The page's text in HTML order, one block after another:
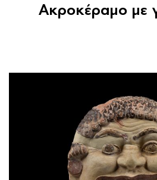
Ακροκέραμο με